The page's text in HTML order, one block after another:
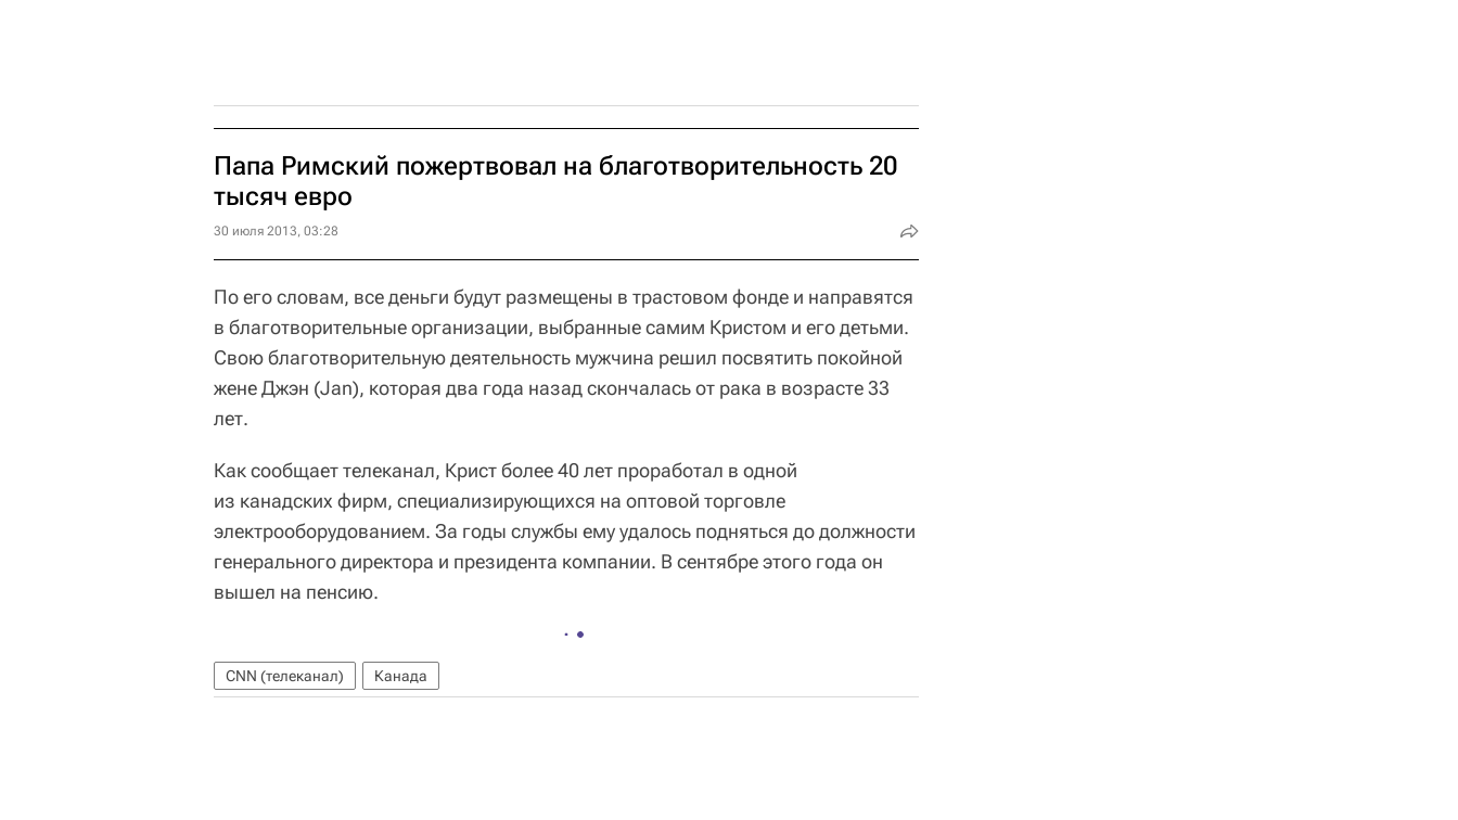
Папа Римский пожертвовал на благотворительность 20
тысяч евро
30 июля 2013, 03:28
По его словам, все деньги будут размещены в трастовом фонде и направятся
в благотворительные организации, выбранные самим Кристом и его детьми.
Свою благотворительную деятельность мужчина решил посвятить покойной
жене Джэн (Jan), которая два года назад скончалась от рака в возрасте 33
лет.
Как сообщает телеканал, Крист более 40 лет проработал в одной
из канадских фирм, специализирующихся на оптовой торговле
электрооборудованием. За годы службы ему удалось подняться до должности
генерального директора и президента компании. В сентябре этого года он
вышел на пенсию.
CNN (телеканал) Канада